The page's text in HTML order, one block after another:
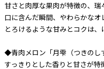
甘さと肉厚な果肉が特徴の、瑞
口に含んだ瞬間、やわらかなオ
とろけるような甘みとコクは、
◆青肉メロン「月雫（つきのし
すっきりとした香りと甘さが特